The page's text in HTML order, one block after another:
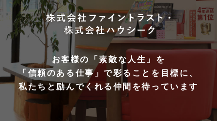
お客様の「素敵な人生」を
「信頼のある仕事」で彩ることを目標に、
私たちと励んでくれる仲間を待っています